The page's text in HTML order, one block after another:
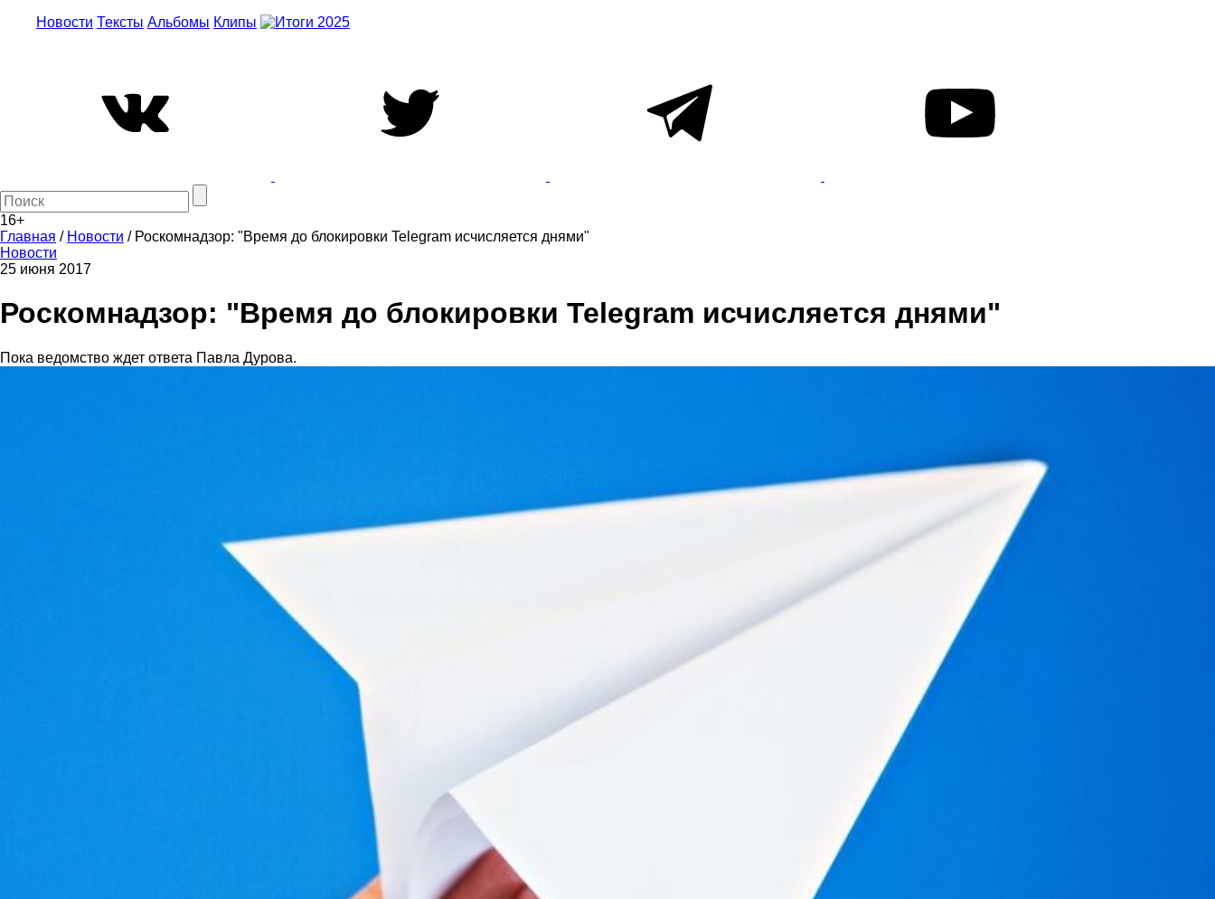
Новости Тексты Альбомы Клипы
16+
Главная / Новости / Роскомнадзор: "Время до блокировки Telegram исчисляется днями"
Новости
25 июня 2017
Роскомнадзор: "Время до блокировки Telegram исчисляется днями"
Пока ведомство ждет ответа Павла Дурова.